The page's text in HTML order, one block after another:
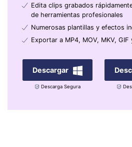
Edita clips grabados
de herramientas profesionales
Numerosas plantillas y efectos
Exportar a MP4, MOV, MKV,
Descargar
Descarga Segura